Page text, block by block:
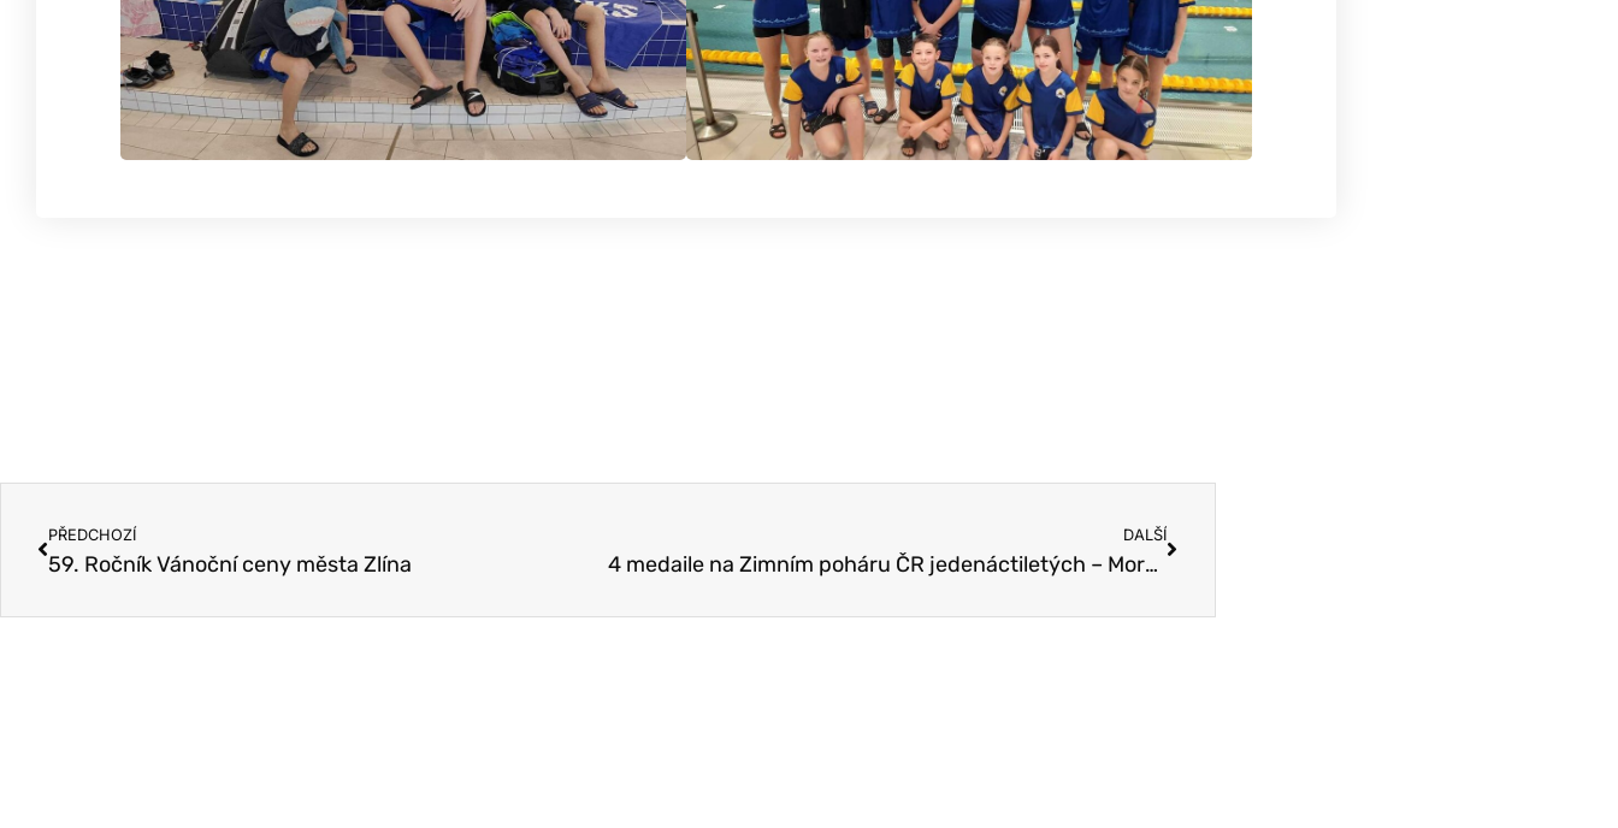
PŘEDCHOZÍ
59. Ročník Vánoční ceny města Zlína
DALŠÍ
4 medaile na Zimním poháru ČR jedenáctiletých – Morava!